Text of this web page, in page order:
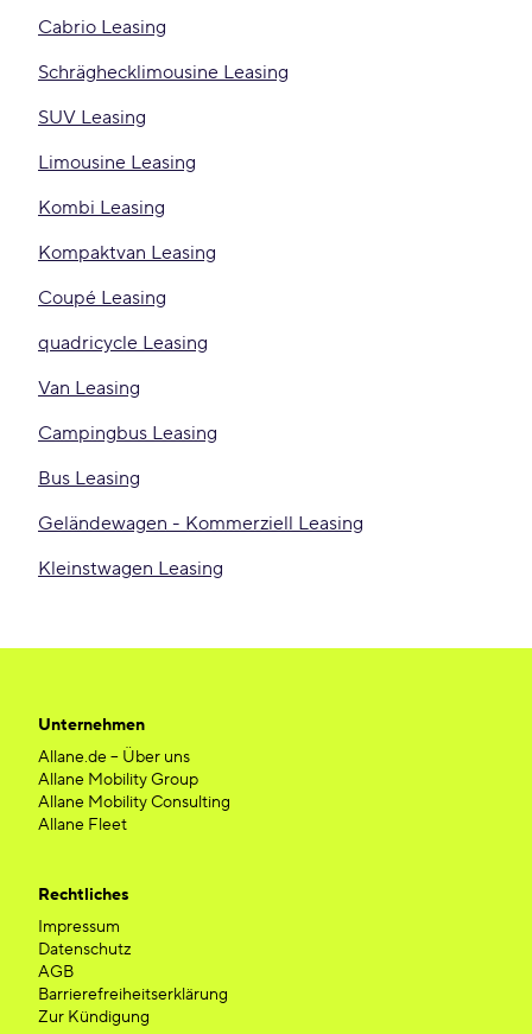
Cabrio Leasing
Schräghecklimousine Leasing
SUV Leasing
Limousine Leasing
Kombi Leasing
Kompaktvan Leasing
Coupé Leasing
quadricycle Leasing
Van Leasing
Campingbus Leasing
Bus Leasing
Geländewagen - Kommerziell Leasing
Kleinstwagen Leasing
Unternehmen
Allane.de – Über uns
Allane Mobility Group
Allane Mobility Consulting
Allane Fleet
Rechtliches
Impressum
Datenschutz
AGB
Barrierefreiheitserklärung
Zur Kündigung